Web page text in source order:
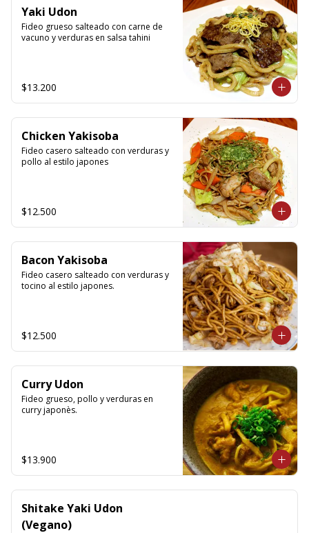
Yaki Udon
Fideo grueso salteado con carne de
vacuno y verduras en salsa tahini
$13.200
Chicken Yakisoba
Fideo casero salteado con verduras y
pollo al estilo japones
$12.500
Bacon Yakisoba
Fideo casero salteado con verduras y
tocino al estilo japones.
$12.500
Curry Udon
Fideo grueso, pollo y verduras en
curry japonès.
$13.900
Shitake Yaki Udon
(Vegano)